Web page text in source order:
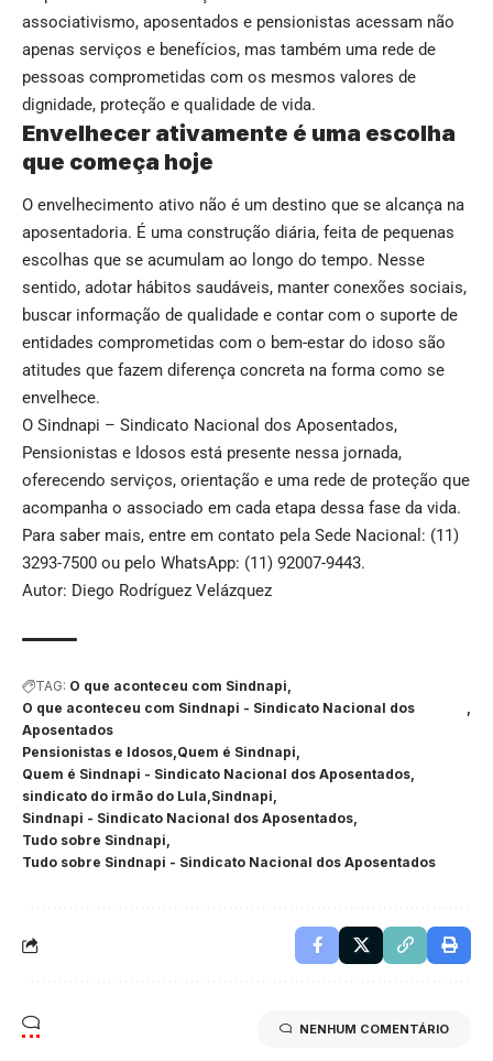
associativismo, aposentados e pensionistas acessam não
apenas serviços e benefícios, mas também uma rede de
pessoas comprometidas com os mesmos valores de
dignidade, proteção e qualidade de vida.
Envelhecer ativamente é uma escolha
que começa hoje
O envelhecimento ativo não é um destino que se alcança na
aposentadoria. É uma construção diária, feita de pequenas
escolhas que se acumulam ao longo do tempo. Nesse
sentido, adotar hábitos saudáveis, manter conexões sociais,
buscar informação de qualidade e contar com o suporte de
entidades comprometidas com o bem-estar do idoso são
atitudes que fazem diferença concreta na forma como se
envelhece.
O Sindnapi – Sindicato Nacional dos Aposentados,
Pensionistas e Idosos está presente nessa jornada,
oferecendo serviços, orientação e uma rede de proteção que
acompanha o associado em cada etapa dessa fase da vida.
Para saber mais, entre em contato pela Sede Nacional: (11)
3293-7500 ou pelo WhatsApp: (11) 92007-9443.
Autor: Diego Rodríguez Velázquez
TAG: O que aconteceu com Sindnapi
O que aconteceu com Sindnapi - Sindicato Nacional dos
Aposentados
Pensionistas e Idosos Quem é Sindnapi
Quem é Sindnapi - Sindicato Nacional dos Aposentados
sindicato do irmão do Lula Sindnapi
Sindnapi - Sindicato Nacional dos Aposentados
Tudo sobre Sindnapi
Tudo sobre Sindnapi - Sindicato Nacional dos Aposentados
NENHUM COMENTÁRIO